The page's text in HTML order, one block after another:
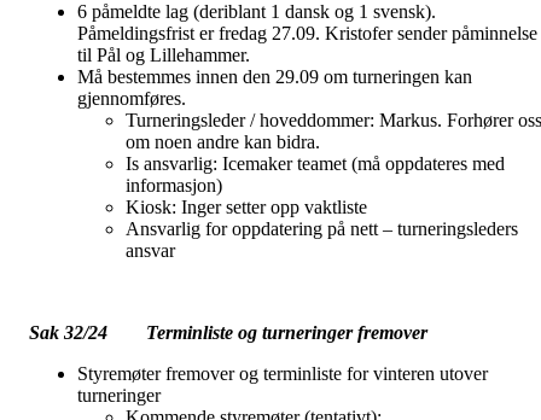
6 påmeldte lag (deriblant 1 dansk og 1 svensk).
Påmeldingsfrist er fredag 27.09. Kristofer sender påminnelse
til Pål og Lillehammer.
Må bestemmes innen den 29.09 om turneringen kan
gjennomføres.
Turneringsleder / hoveddommer: Markus. Forhører oss
om noen andre kan bidra.
Is ansvarlig: Icemaker teamet (må oppdateres med
informasjon)
Kiosk: Inger setter opp vaktliste
Ansvarlig for oppdatering på nett – turneringsleders
ansvar
Sak 32/24 Terminliste og turneringer fremover
Styremøter fremover og terminliste for vinteren utover
turneringer